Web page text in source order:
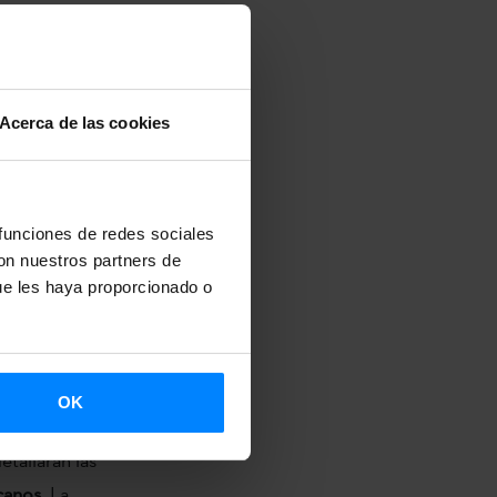
Acerca de las cookies
de redes sociales
nuestros partners de
les haya proporcionado o
OK
en la
la lengua y
curso
en la sala
las